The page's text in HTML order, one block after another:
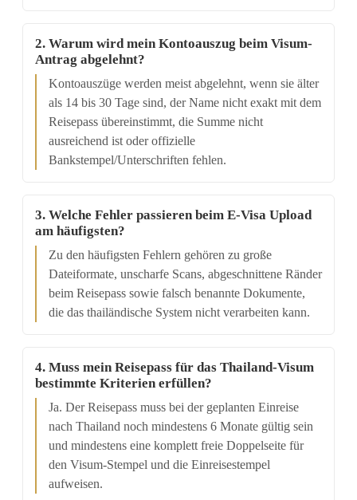
2. Warum wird mein Kontoauszug beim Visum-
Antrag abgelehnt?
Kontoauszüge werden meist abgelehnt, wenn sie älter
als 14 bis 30 Tage sind, der Name nicht exakt mit dem
Reisepass übereinstimmt, die Summe nicht
ausreichend ist oder offizielle
Bankstempel/Unterschriften fehlen.
3. Welche Fehler passieren beim E-Visa Upload
am häufigsten?
Zu den häufigsten Fehlern gehören zu große
Dateiformate, unscharfe Scans, abgeschnittene Ränder
beim Reisepass sowie falsch benannte Dokumente,
die das thailändische System nicht verarbeiten kann.
4. Muss mein Reisepass für das Thailand-Visum
bestimmte Kriterien erfüllen?
Ja. Der Reisepass muss bei der geplanten Einreise
nach Thailand noch mindestens 6 Monate gültig sein
und mindestens eine komplett freie Doppelseite für
den Visum-Stempel und die Einreisestempel
aufweisen.